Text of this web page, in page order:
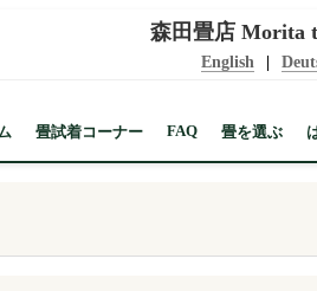
森田畳店 Morita
English
畳試着コーナー FAQ 畳を選ぶ